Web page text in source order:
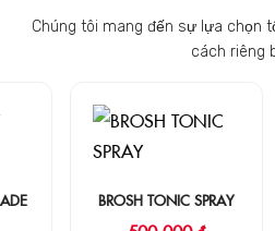
Chúng tôi mang đến sự lựa chọn
cách riêng
BROSH TONIC SPRAY